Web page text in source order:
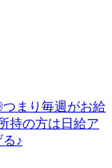
まり毎週がお給
持の方は日給ア
♪